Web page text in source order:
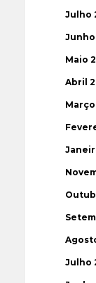
Julho
Junho
Maio
Abril
Março
Julho